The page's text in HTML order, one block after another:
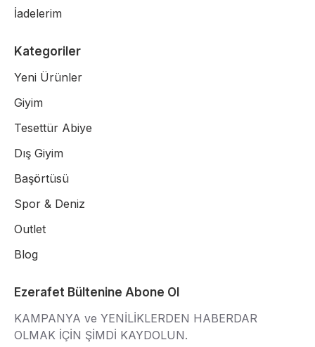
İadelerim
Kategoriler
Yeni Ürünler
Giyim
Tesettür Abiye
Dış Giyim
Başörtüsü
Spor & Deniz
Outlet
Blog
Ezerafet Bültenine Abone Ol
KAMPANYA ve YENİLİKLERDEN HABERDAR
OLMAK İÇİN ŞİMDİ KAYDOLUN.